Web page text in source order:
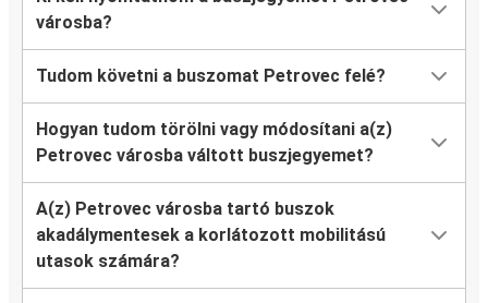
városba?
Tudom követni a buszomat Petrovec felé?
Hogyan tudom törölni vagy módosítani a(z)
Petrovec városba váltott buszjegyemet?
A(z) Petrovec városba tartó buszok
akadálymentesek a korlátozott mobilitású
utasok számára?